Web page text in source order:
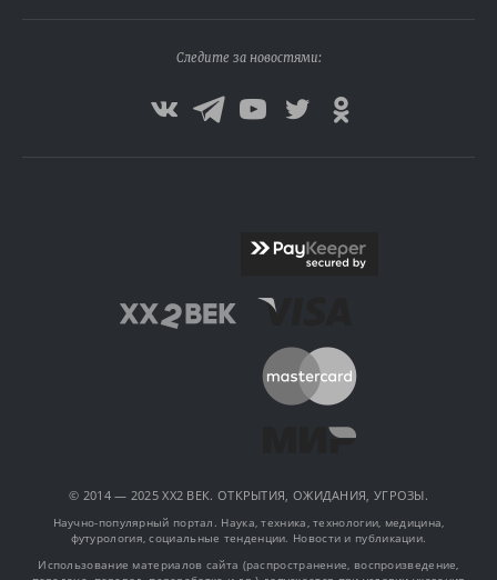
Следите за новостями:
© 2014 — 2025 XX2 ВЕК. ОТКРЫТИЯ, ОЖИДАНИЯ, УГРОЗЫ.
Научно-популярный портал. Наука, техника, технологии, медицина,
футурология, социальные тенденции. Новости и публикации.
Использование материалов сайта (распространение, воспроизведение,